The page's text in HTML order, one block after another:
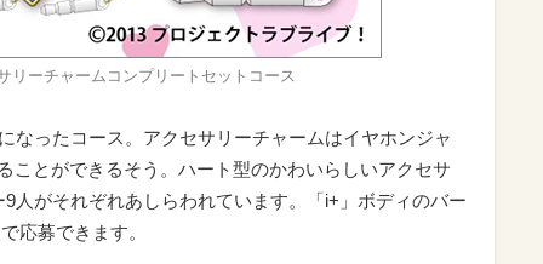
リーチャームコンプリートセットコース
なったコース。アクセサリーチャームはイヤホンジャ
ことができるそう。ハート型のかわいらしいアクセサ
人がそれぞれあしらわれています。「i+」ボディのバー
応募できます。